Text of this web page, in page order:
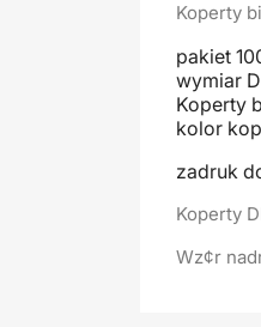
Koperty
pakiet
wymiar
Koperty
kolor
zadruk
Koperty
Wz¢r